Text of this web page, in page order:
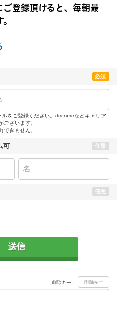
ご登録頂けると、毎朝最
必須
をご登録ください。docomoなどキャリア
ございます。
できません。
可 任意
任意
送信
削除キー：